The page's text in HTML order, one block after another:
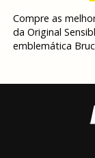
Compre as
da Original
emblemática